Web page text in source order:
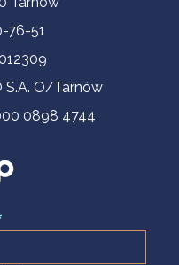
76-51
S.A. O/Tarnów
0898 4744